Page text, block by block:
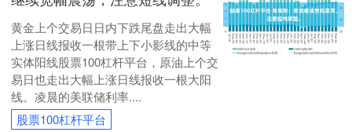
黄金上个交易日日内下跌尾盘走出大幅
上涨日线报收一根带上下小影线的中等
实体阳线股票100杠杆平台，原油上个交
易日也走出大幅上涨日线报收一根大阳
线。凌晨的美联储利率....
股票100杠杆平台